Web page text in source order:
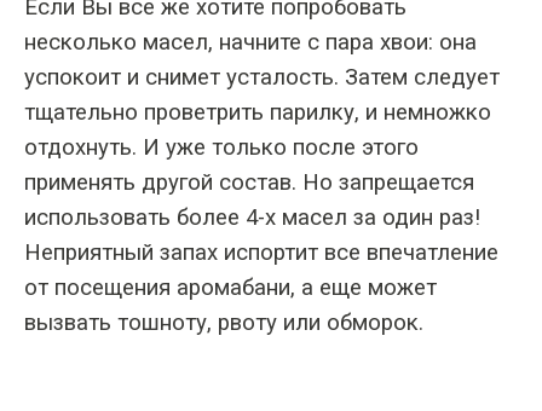
Если Вы все же хотите попробовать
несколько масел, начните с пара хвои: она
успокоит и снимет усталость. Затем следует
тщательно проветрить парилку, и немножко
отдохнуть. И уже только после этого
применять другой состав. Но запрещается
использовать более 4-х масел за один раз!
Неприятный запах испортит все впечатление
от посещения аромабани, а еще может
вызвать тошноту, рвоту или обморок.